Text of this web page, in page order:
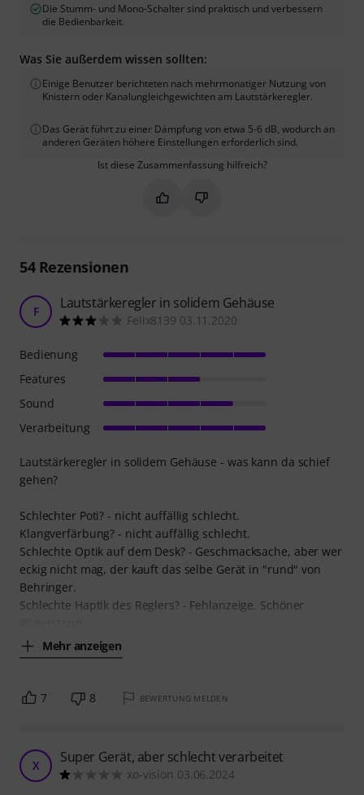
Die Stumm- und Mono-Schalter sind praktisch und verbessern
die Bedienbarkeit.
Was Sie außerdem wissen sollten:
Einige Benutzer berichteten nach mehrmonatiger Nutzung von
Knistern oder Kanalungleichgewichten am Lautstärkeregler.
Das Gerät führt zu einer Dämpfung von etwa 5-6 dB, wodurch an
anderen Geräten höhere Einstellungen erforderlich sind.
Ist diese Zusammenfassung hilfreich?
Markieren Sie diese
Markieren Sie diese
54Rezensionen
F Lautstärkeregler in solidem Gehäuse
Felix8139 03.11.2020
Lautstärkeregler in solidem Gehäuse - was kann da schief
gehen?
Schlechter Poti? - nicht auffällig schlecht.
Klangverfärbung? - nicht auffällig schlecht.
Schlechte Optik auf dem Desk? - Geschmacksache, aber wer
eckig nicht mag, der kauft das selbe Gerät in "rund" von
Behringer.
Schlechte Haptik des Reglers? - Fehlanzeige. Schöner
Mehr anzeigen
Bedienung
Features
Sound
Verarbeitung
7 8 BEWERTUNG MELDEN
X Super Gerät, aber schlecht verarbeitet
xo-vision 03.06.2024